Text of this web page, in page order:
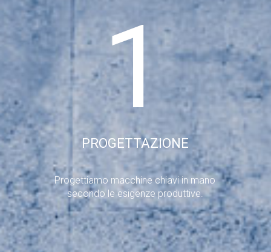
1
PROGETTAZIONE
Progettiamo macchine chiavi in mano
secondo le esigenze produttive.